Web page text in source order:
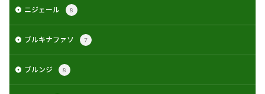
ニジェール 8
ブルキナファソ 7
ブルンジ 8